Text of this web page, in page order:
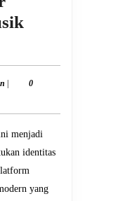
admin0
identitas
yang